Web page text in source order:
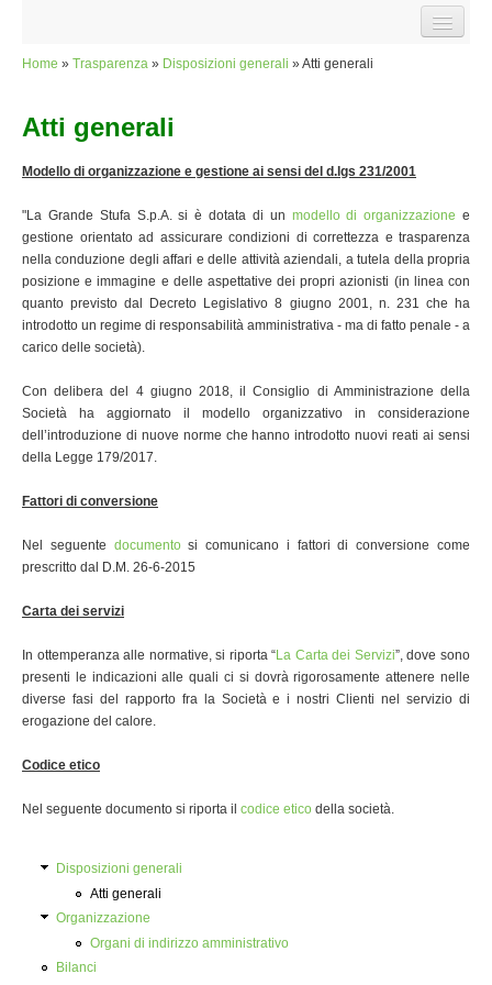
HOME
LA STORIA
INFORMAZIONI COMMERCIALI
RASSEGNA STAMPA
L'INFRASTRUTTURA
INFORMAZIONI TECNICHE CENTRALE
VISITA L'IMPIANTO
PROGETTO AMBIENTALE
VANTAGGI ED EMISSIONI
INFORMAZIONI SULL'ALLACCIAMENTO
VANTAGGI DELL'ALLACCIAMENTO
RECESSO DA CONTRATTO
GALLERY
TRASPARENZA
DISPOSIZIONI GENERALI
ORGANIZZAZIONE
BILANCI
Tu sei qui
Home » Trasparenza » Disposizioni generali » Atti generali
Atti generali
Modello di organizzazione e gestione ai sensi del d.lgs 231/2001
"La Grande Stufa S.p.A. si è dotata di un modello di organizzazione e
gestione orientato ad assicurare condizioni di correttezza e trasparenza
nella conduzione degli affari e delle attività aziendali, a tutela della propria
posizione e immagine e delle aspettative dei propri azionisti (in linea con
quanto previsto dal Decreto Legislativo 8 giugno 2001, n. 231 che ha
introdotto un regime di responsabilità amministrativa - ma di fatto penale - a
carico delle società).
Con delibera del 4 giugno 2018, il Consiglio di Amministrazione della
Società ha aggiornato il modello organizzativo in considerazione
dell’introduzione di nuove norme che hanno introdotto nuovi reati ai sensi
della Legge 179/2017.
Fattori di conversione
Nel seguente documentosi comunicano i fattori di conversione come
prescritto dal D.M. 26-6-2015
Carta dei servizi
In ottemperanza alle normative, si riporta “La Carta dei Servizi”, dove sono
presenti le indicazioni alle quali ci si dovrà rigorosamente attenere nelle
diverse fasi del rapporto fra la Società e i nostri Clienti nel servizio di
erogazione del calore.
Codice etico
Nel seguente documento si riporta il codice etico della società.
Disposizioni generali
Atti generali
Organizzazione
Organi di indirizzo amministrativo
Bilanci